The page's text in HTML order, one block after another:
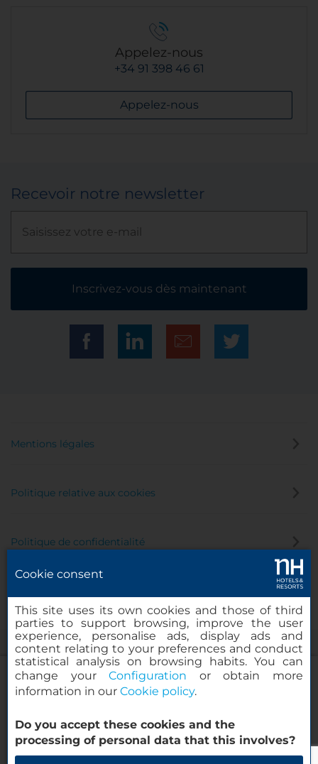
NH Collection Köln Mediapark
Appelez-nous
+34 91 398 46 61
Appelez-nous
Recevoir notre newsletter
Inscrivez-vous dès maintenant
Mentions légales
Politique relative aux cookies
Politique de confidentialité
© 2000-2026 MINOR HOTELS EUROPE & AMERICAS Santa Engracia
120. 28003 Madrid, Espagne
Cookie consent
This site uses its own cookies and those of third
parties to support browsing, improve the user
experience, personalise ads, display ads and
content relating to your preferences and conduct
statistical analysis on browsing habits. You can
change yourConfiguration or obtain more
information in our Cookie policy.
Do you accept these cookies and the
processing of personal data that this involves?